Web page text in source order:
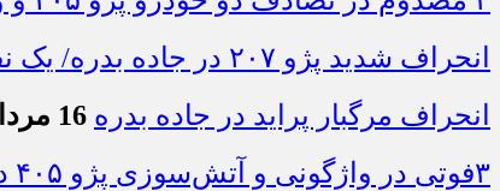
انحراف شدید پژو ۲۰۷ در جاده بدره/ یک نفر جان باخت
انحراف مرگبار پراید در جاده بدره 16 مرداد 1405 - 10:19
۳فوتی در واژگونی و آتش‌سوزی پژو ۴۰۵ در کمربندی شرقی ایلام